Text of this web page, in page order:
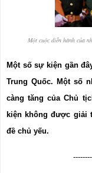
Một cuộc diễn hành của
Một số sự kiện gần
Trung Quốc. Một số
càng tăng của Chủ
kiện không được giải
đề chủ yếu.